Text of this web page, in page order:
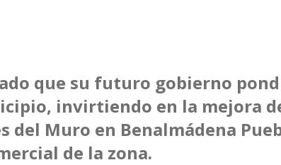
que su futuro gobierno
invirtiendo en la mejora
del Muro en Benalmádena
de la zona.